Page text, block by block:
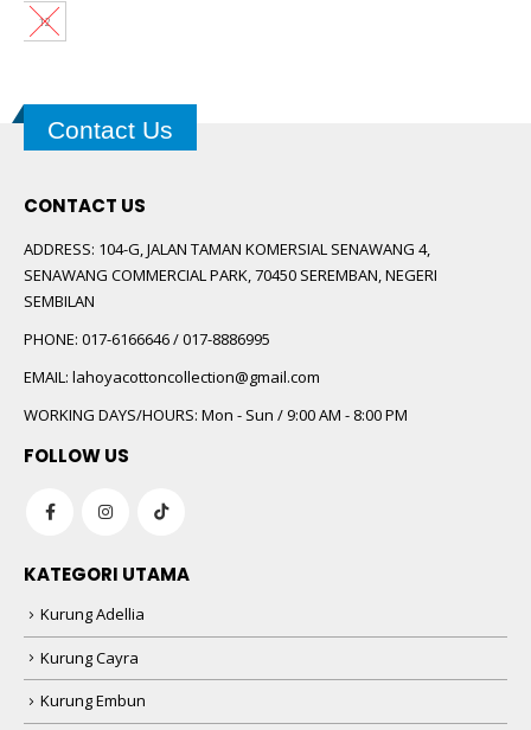
Contact Us
CONTACT US
ADDRESS: 104-G, JALAN TAMAN KOMERSIAL SENAWANG 4,
SENAWANG COMMERCIAL PARK, 70450 SEREMBAN, NEGERI
SEMBILAN
PHONE: 017-6166646 / 017-8886995
EMAIL: lahoyacottoncollection@gmail.com
WORKING DAYS/HOURS: Mon - Sun / 9:00 AM - 8:00 PM
FOLLOW US
KATEGORI UTAMA
Kurung Adellia
Kurung Cayra
Kurung Embun